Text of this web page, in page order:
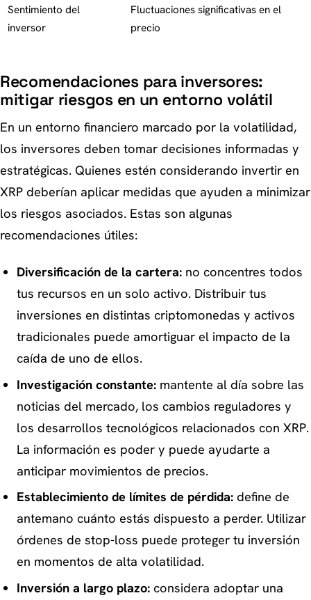
Sentimiento del
inversor
Fluctuaciones significativas en el
precio
Recomendaciones para inversores:
mitigar riesgos en un entorno volátil
En un entorno financiero marcado por la volatilidad,
los inversores deben tomar decisiones informadas y
estratégicas. Quienes estén considerando invertir en
XRP deberían aplicar medidas que ayuden a minimizar
los riesgos asociados. Estas son algunas
recomendaciones útiles:
Diversificación de la cartera:no concentres todos
tus recursos en un solo activo. Distribuir tus
inversiones en distintas criptomonedas y activos
tradicionales puede amortiguar el impacto de la
caída de uno de ellos.
Investigación constante:mantente al día sobre las
noticias del mercado, los cambios reguladores y
los desarrollos tecnológicos relacionados con XRP.
La información es poder y puede ayudarte a
anticipar movimientos de precios.
Establecimiento de límites de pérdida:define de
antemano cuánto estás dispuesto a perder. Utilizar
órdenes de stop-loss puede proteger tu inversión
en momentos de alta volatilidad.
Inversión a largo plazo:considera adoptar una